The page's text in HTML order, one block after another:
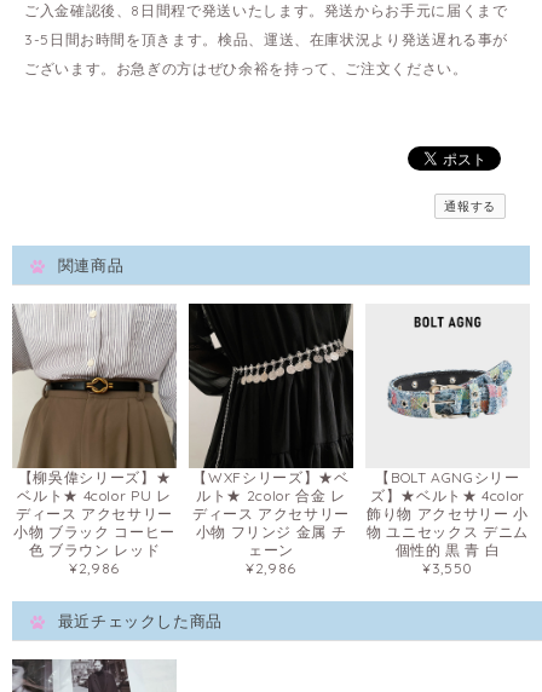
ご入金確認後、8日間程で発送いたします。発送からお手元に届くまで
3-5日間お時間を頂きます。検品、運送、在庫状況より発送遅れる事が
ございます。お急ぎの方はぜひ余裕を持って、ご注文ください。
通報する
関連商品
【柳吳偉シリーズ】★
ベルト★ 4color PU レ
ディース アクセサリー
小物 ブラック コーヒー
色 ブラウン レッド
¥2,986
【WXFシリーズ】★ベ
ルト★ 2color 合金 レ
ディース アクセサリー
小物 フリンジ 金属 チ
ェーン
¥2,986
【BOLT AGNGシリー
ズ】★ベルト★ 4color
飾り物 アクセサリー 小
物 ユニセックス デニム
個性的 黒 青 白
¥3,550
最近チェックした商品